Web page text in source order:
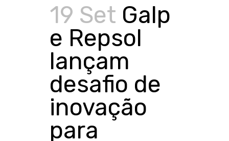
19 Set Galp
e Repsol
lançam
desafio de
inovação
para